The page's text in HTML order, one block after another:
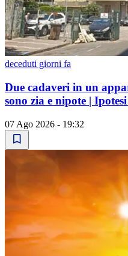
deceduti giorni fa
Due cadaveri in un
sono zia e nipote |
07 Ago 2026 - 19:32